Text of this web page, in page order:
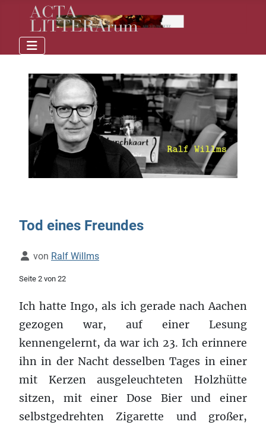
Tod eines Freundes
Details
von Ralf Willms
Seite 2 von 22
Ich hatte Ingo, als ich gerade nach Aachen
gezogen war, auf einer Lesung
kennengelernt, da war ich 23. Ich erinnere
ihn in der Nacht desselben Tages in einer
mit Kerzen ausgeleuchteten Holzhütte
sitzen, mit einer Dose Bier und einer
selbstgedrehten Zigarette und großer,